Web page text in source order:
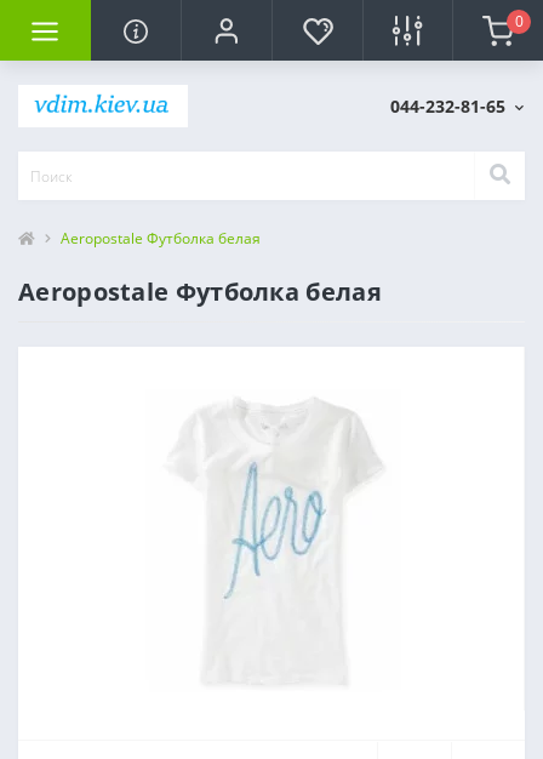
0
044-232-81-65
Aeropostale Футболка белая
Aeropostale Футболка белая